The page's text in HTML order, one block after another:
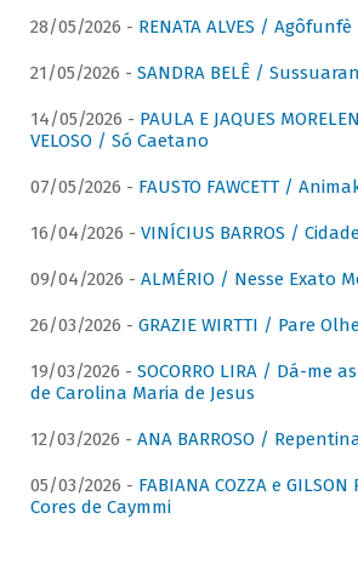
28/05/2026 - RENATA ALVES / Agôfunfè
21/05/2026 - SANDRA BELÊ /
14/05/2026 - PAULA E JAQUES
VELOSO / Só Caetano
07/05/2026 - FAUSTO FAWCETT /
16/04/2026 - VINÍCIUS BARROS /
09/04/2026 - ALMÉRIO / Nesse Exato
26/03/2026 - GRAZIE WIRTTI / Pare
19/03/2026 - SOCORRO LIRA / Dá-me
de Carolina Maria de Jesus
12/03/2026 - ANA BARROSO /
05/03/2026 - FABIANA COZZA e GILSON
Cores de Caymmi